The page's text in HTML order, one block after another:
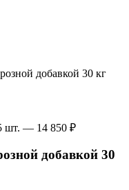
шт. — 14 850 ₽
добавкой 30